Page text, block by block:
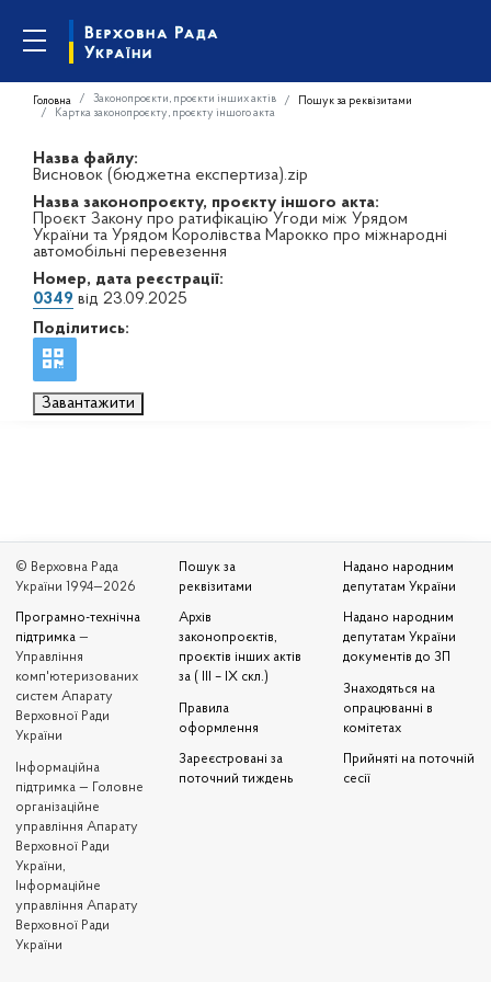
Головна Законопроєкти, проєкти інших актів
Пошук за реквізитами
Картка законопроєкту, проєкту іншого акта
Назва файлу:
Висновок (бюджетна експертиза).zip
Назва законопроєкту, проєкту іншого акта:
Проєкт Закону про ратифікацію Угоди між Урядом
України та Урядом Королівства Марокко про міжнародні
автомобільні перевезення
Номер, дата реєстрації:
0349 від 23.09.2025
Поділитись:
Завантажити
© Верховна Рада
України 1994—2026
Програмно-технічна
підтримка —
Управління
комп'ютеризованих
систем Апарату
Верховної Ради
України
Iнформаційна
підтримка — Головне
організаційне
управління Апарату
Верховної Ради
України,
Інформаційне
управління Апарату
Верховної Ради
України
Пошук за
реквізитами
Архів
законопроєктів,
проєктів інших актів
за ( III – IX скл.)
Правила
оформлення
Зареєстровані за
поточний тиждень
Надано народним
депутатам України
Надано народним
депутатам України
документів до ЗП
Знаходяться на
опрацюванні в
комітетах
Прийняті на поточній
сесії